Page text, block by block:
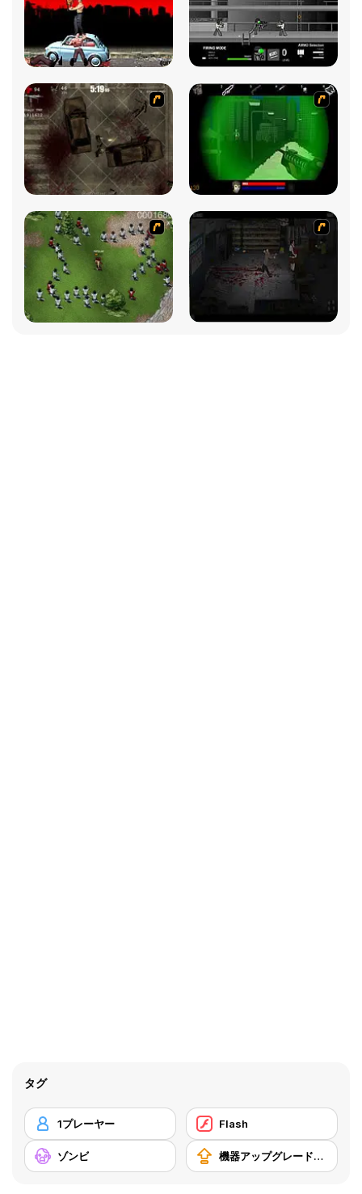
タグ
1プレーヤー Flash
ゾンビ 機器アップグレードの購入